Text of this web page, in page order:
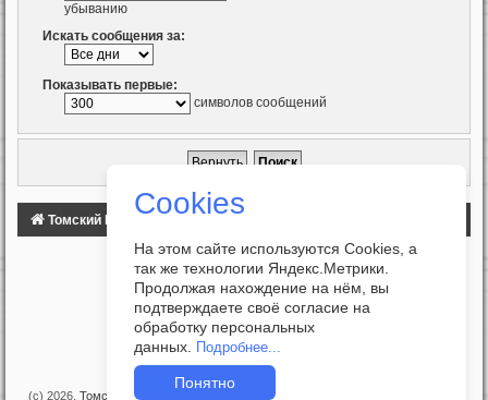
убыванию
Искать сообщения за:
Показывать первые:
символов сообщений
Томский Клуб Автомобилистов
(c) 2026, Томский Клуб Автомобилистов
Cookies
На этом сайте используются Cookies, а
так же технологии Яндекс.Метрики.
Продолжая нахождение на нём, вы
подтверждаете своё согласие на
обработку персональных
данных.
Подробнее...
Понятно